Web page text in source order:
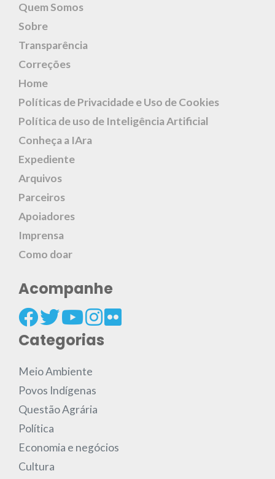
Quem Somos
Sobre
Transparência
Correções
Home
Políticas de Privacidade e Uso de Cookies
Política de uso de Inteligência Artificial
Conheça a IAra
Expediente
Arquivos
Parceiros
Apoiadores
Imprensa
Como doar
Acompanhe
Categorias
Meio Ambiente
Povos Indígenas
Questão Agrária
Política
Economia e negócios
Cultura